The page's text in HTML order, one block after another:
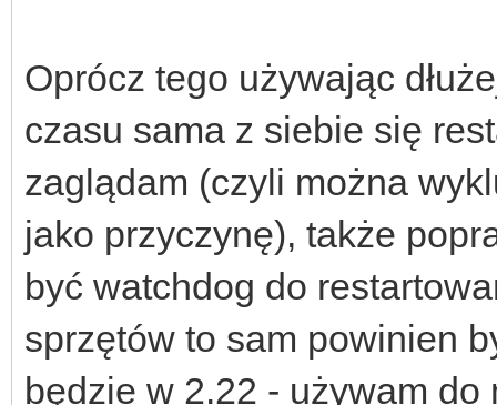
Oprócz tego używając
czasu sama z siebie się
zaglądam (czyli można
jako przyczynę), także
być watchdog do
sprzętów to sam powinien
będzie w 2.22 - używam